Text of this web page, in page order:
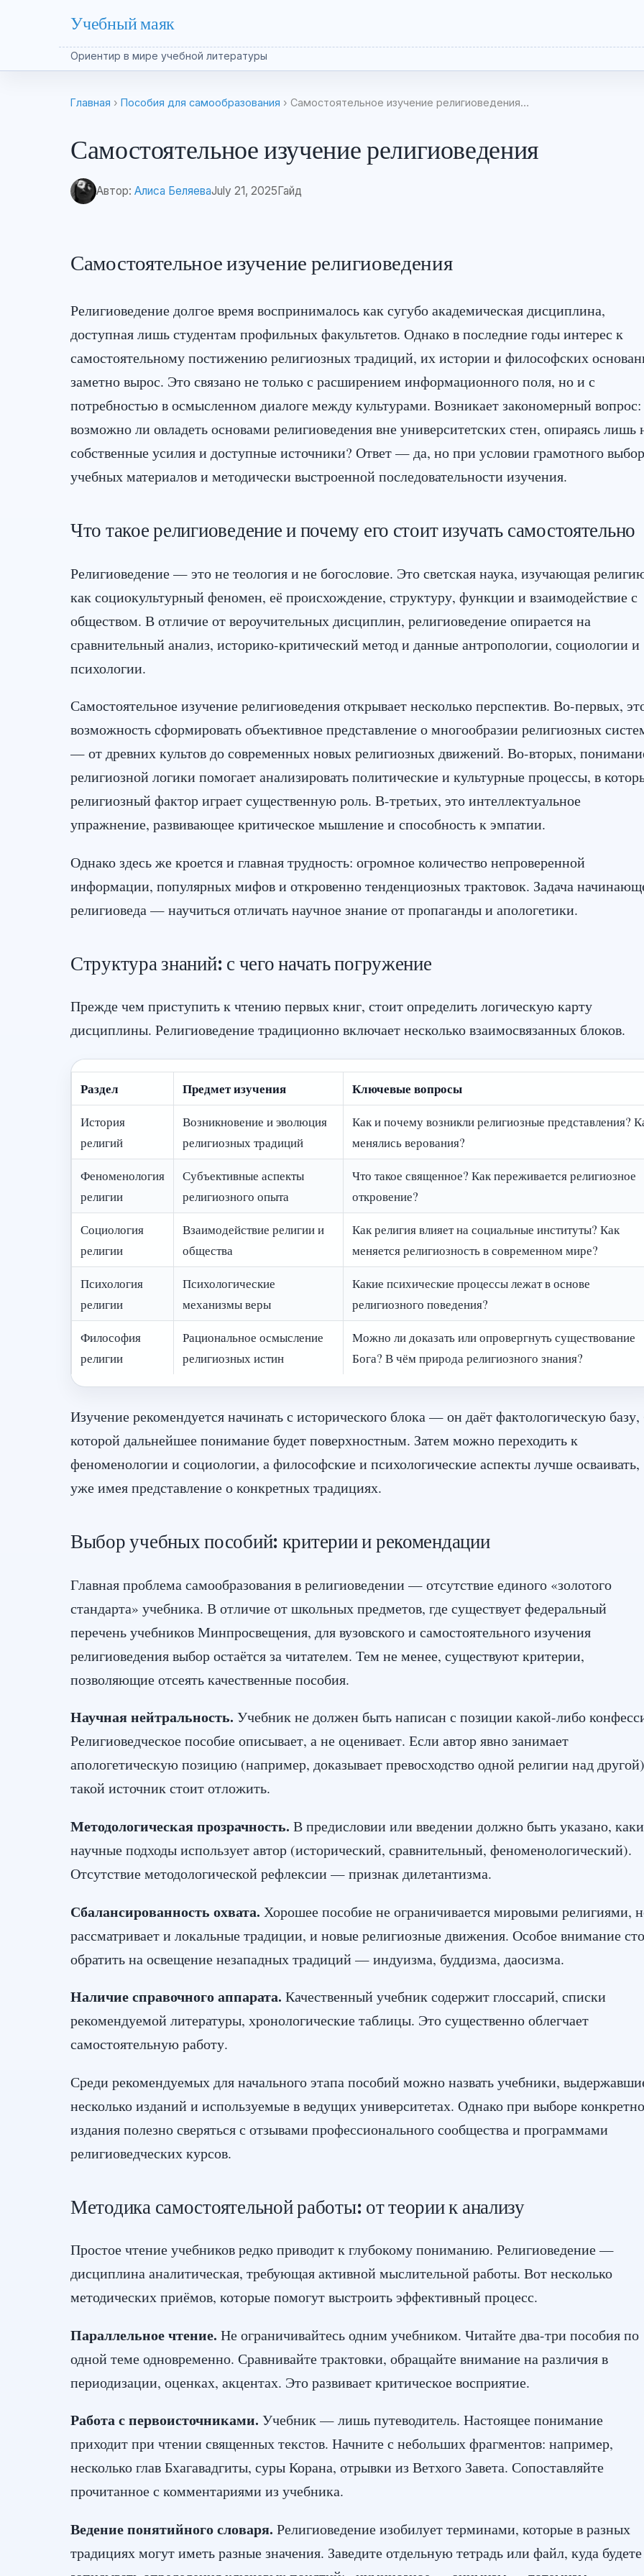
Учебный маяк
Ориентир в мире учебной литературы
Главная › Пособия для самообразования › Самостоятельное изучение религиоведения…
Самостоятельное изучение религиоведения
Автор: Алиса БеляеваJuly 21, 2025 Гайд
Самостоятельное изучение религиоведения
Религиоведение долгое время воспринималось как сугубо академическая дисциплина,
доступная лишь студентам профильных факультетов. Однако в последние годы интерес к
самостоятельному постижению религиозных традиций, их истории и философских
заметно вырос. Это связано не только с расширением информационного поля, но и с
потребностью в осмысленном диалоге между культурами. Возникает закономерный вопрос:
возможно ли овладеть основами религиоведения вне университетских стен, опираясь лишь
собственные усилия и доступные источники? Ответ — да, но при условии грамотного
учебных материалов и методически выстроенной последовательности изучения.
Что такое религиоведение и почему его стоит изучать самостоятельно
Религиоведение — это не теология и не богословие. Это светская наука, изучающая
как социокультурный феномен, её происхождение, структуру, функции и взаимодействие с
обществом. В отличие от вероучительных дисциплин, религиоведение опирается на
сравнительный анализ, историко-критический метод и данные антропологии, социологии и
психологии.
Самостоятельное изучение религиоведения открывает несколько перспектив. Во-первых,
возможность сформировать объективное представление о многообразии религиозных
— от древних культов до современных новых религиозных движений. Во-вторых,
религиозной логики помогает анализировать политические и культурные процессы, в
религиозный фактор играет существенную роль. В-третьих, это интеллектуальное
упражнение, развивающее критическое мышление и способность к эмпатии.
Однако здесь же кроется и главная трудность: огромное количество непроверенной
информации, популярных мифов и откровенно тенденциозных трактовок. Задача
религиоведа — научиться отличать научное знание от пропаганды и апологетики.
Структура знаний: с чего начать погружение
Прежде чем приступить к чтению первых книг, стоит определить логическую карту
дисциплины. Религиоведение традиционно включает несколько взаимосвязанных блоков.
Раздел Предмет изучения Ключевые вопросы
История
религий
Возникновение и эволюция
религиозных традиций
Как и почему возникли религиозные представления?
менялись верования?
Феноменология
религии
Субъективные аспекты
религиозного опыта
Что такое священное? Как переживается религиозное
откровение?
Социология
религии
Взаимодействие религии и
общества
Как религия влияет на социальные институты? Как
меняется религиозность в современном мире?
Психология
религии
Психологические
механизмы веры
Какие психические процессы лежат в основе
религиозного поведения?
Философия
религии
Рациональное осмысление
религиозных истин
Можно ли доказать или опровергнуть существование
Бога? В чём природа религиозного знания?
Изучение рекомендуется начинать с исторического блока — он даёт фактологическую базу,
которой дальнейшее понимание будет поверхностным. Затем можно переходить к
феноменологии и социологии, а философские и психологические аспекты лучше осваивать,
уже имея представление о конкретных традициях.
Выбор учебных пособий: критерии и рекомендации
Главная проблема самообразования в религиоведении — отсутствие единого «золотого
стандарта» учебника. В отличие от школьных предметов, где существует федеральный
перечень учебников Минпросвещения, для вузовского и самостоятельного изучения
религиоведения выбор остаётся за читателем. Тем не менее, существуют критерии,
позволяющие отсеять качественные пособия.
Научная нейтральность. Учебник не должен быть написан с позиции какой-либо
Религиоведческое пособие описывает, а не оценивает. Если автор явно занимает
апологетическую позицию (например, доказывает превосходство одной религии над
такой источник стоит отложить.
Методологическая прозрачность. В предисловии или введении должно быть указано,
научные подходы использует автор (исторический, сравнительный, феноменологический).
Отсутствие методологической рефлексии — признак дилетантизма.
Сбалансированность охвата. Хорошее пособие не ограничивается мировыми религиями,
рассматривает и локальные традиции, и новые религиозные движения. Особое внимание
обратить на освещение незападных традиций — индуизма, буддизма, даосизма.
Наличие справочного аппарата. Качественный учебник содержит глоссарий, списки
рекомендуемой литературы, хронологические таблицы. Это существенно облегчает
самостоятельную работу.
Среди рекомендуемых для начального этапа пособий можно назвать учебники,
несколько изданий и используемые в ведущих университетах. Однако при выборе
издания полезно сверяться с отзывами профессионального сообщества и программами
религиоведческих курсов.
Методика самостоятельной работы: от теории к анализу
Простое чтение учебников редко приводит к глубокому пониманию. Религиоведение —
дисциплина аналитическая, требующая активной мыслительной работы. Вот несколько
методических приёмов, которые помогут выстроить эффективный процесс.
Параллельное чтение. Не ограничивайтесь одним учебником. Читайте два-три пособия по
одной теме одновременно. Сравнивайте трактовки, обращайте внимание на различия в
периодизации, оценках, акцентах. Это развивает критическое восприятие.
Работа с первоисточниками. Учебник — лишь путеводитель. Настоящее понимание
приходит при чтении священных текстов. Начните с небольших фрагментов: например,
несколько глав Бхагавадгиты, суры Корана, отрывки из Ветхого Завета. Сопоставляйте
прочитанное с комментариями из учебника.
Ведение понятийного словаря. Религиоведение изобилует терминами, которые в разных
традициях могут иметь разные значения. Заведите отдельную тетрадь или файл, куда будете